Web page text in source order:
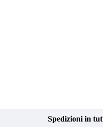
Spedizioni in